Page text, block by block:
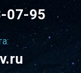
07-95